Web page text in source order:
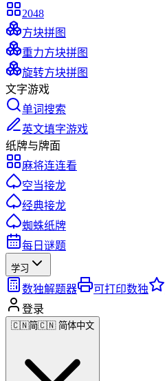
2048
方块拼图
重力方块拼图
旋转方块拼图
文字游戏
单词搜索
英文填字游戏
纸牌与牌面
麻将连连看
空当接龙
经典接龙
蜘蛛纸牌
每日谜题
学习
数独解题器 可打印数独
登录
🇨🇳简🇨🇳 简体中文